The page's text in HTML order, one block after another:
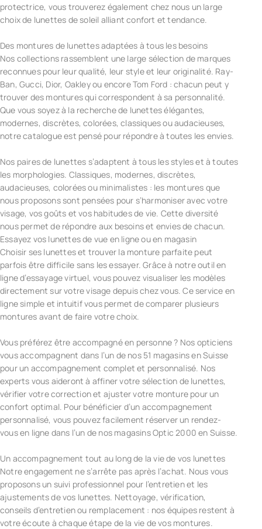
protectrice, vous trouverez également chez nous un large
choix de lunettes de soleil alliant confort et tendance.
Des montures de lunettes adaptées à tous les besoins
Nos collections rassemblent une large sélection de marques
reconnues pour leur qualité, leur style et leur originalité. Ray-
Ban, Gucci, Dior, Oakley ou encore Tom Ford : chacun peut y
trouver des montures qui correspondent à sa personnalité.
Que vous soyez à la recherche de lunettes élégantes,
modernes, discrètes, colorées, classiques ou audacieuses,
notre catalogue est pensé pour répondre à toutes les envies.
Nos paires de lunettes s’adaptent à tous les styles et à toutes
les morphologies. Classiques, modernes, discrètes,
audacieuses, colorées ou minimalistes : les montures que
nous proposons sont pensées pour s’harmoniser avec votre
visage, vos goûts et vos habitudes de vie. Cette diversité
nous permet de répondre aux besoins et envies de chacun.
Essayez vos lunettes de vue en ligne ou en magasin
Choisir ses lunettes et trouver la monture parfaite peut
parfois être difficile sans les essayer. Grâce à notre outil en
ligne d’essayage virtuel, vous pouvez visualiser les modèles
directement sur votre visage depuis chez vous. Ce service en
ligne simple et intuitif vous permet de comparer plusieurs
montures avant de faire votre choix.
Vous préférez être accompagné en personne ? Nos opticiens
vous accompagnent dans l’un de nos 51 magasins en Suisse
pour un accompagnement complet et personnalisé. Nos
experts vous aideront à affiner votre sélection de lunettes,
vérifier votre correction et ajuster votre monture pour un
confort optimal. Pour bénéficier d’un accompagnement
personnalisé, vous pouvez facilement réserver un rendez-
vous en ligne dans l’un de nos magasins Optic 2000 en Suisse.
Un accompagnement tout au long de la vie de vos lunettes
Notre engagement ne s’arrête pas après l’achat. Nous vous
proposons un suivi professionnel pour l’entretien et les
ajustements de vos lunettes. Nettoyage, vérification,
conseils d’entretien ou remplacement : nos équipes restent à
votre écoute à chaque étape de la vie de vos montures.